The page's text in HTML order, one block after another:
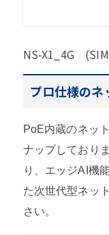
NS-X1_4G
プロ仕様のネ
PoE内蔵のネッ
ナップしており
り、エッジAI機
た次世代型ネッ
さい。